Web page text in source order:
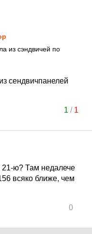
из сэндвичей по
сендвичпанелей
1 / 1
21-ю? Там недалече
всяко ближе, чем
0